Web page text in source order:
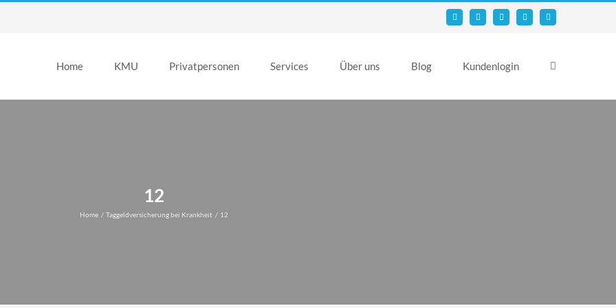
Email FacebookYouTube
X Instagram
Home KMU Privatpersonen Services Über uns Blog Kundenlogin
12
Home Taggeldversicherung bei Krankheit 12